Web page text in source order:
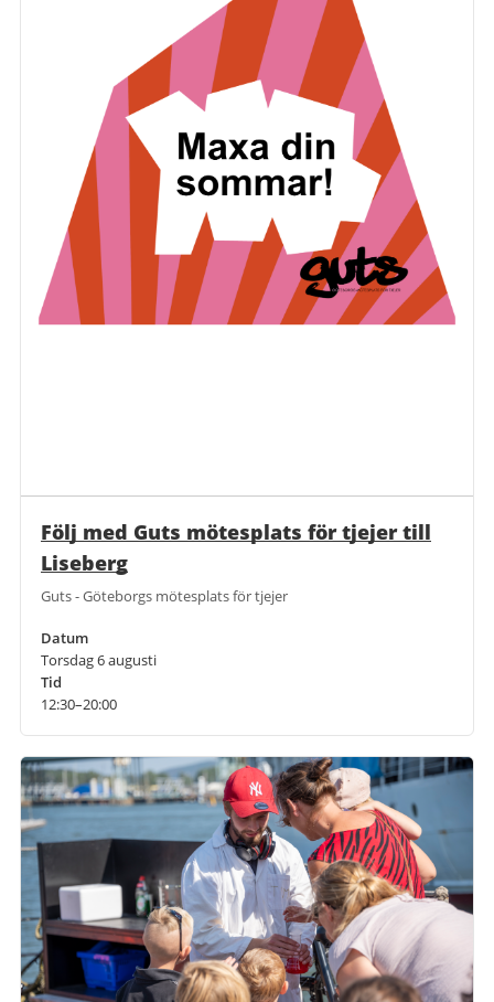
Följ med Guts mötesplats för tjejer till
Liseberg
Guts - Göteborgs mötesplats för tjejer
Datum
Torsdag 6 augusti
Tid
12:30–20:00